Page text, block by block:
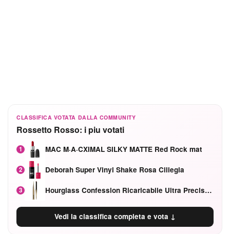
CLASSIFICA VOTATA DALLA COMMUNITY
Rossetto Rosso: i piu votati
1 MAC M·A·CXIMAL SILKY MATTE Red Rock mat
2 Deborah Super Vinyl Shake Rosa Ciliegia
3 Hourglass Confession Ricaricabile Ultra Preciso Ad Alta Intensità Secretly Classic Red
Vedi la classifica completa e vota ↓